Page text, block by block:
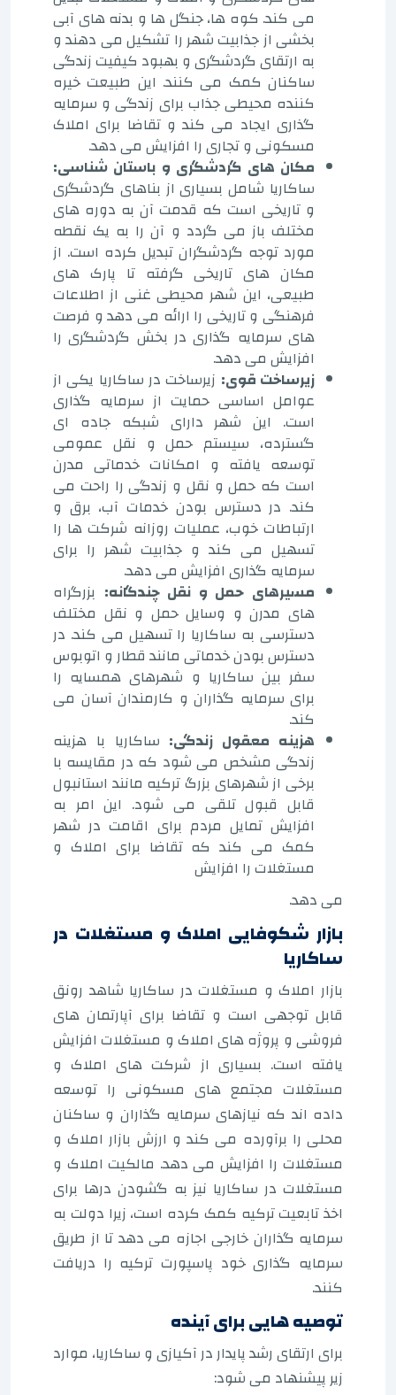
می کند. کوه ها، جنگل ها و بدنه های آبی
بخشی از جذابیت شهر را تشکیل می دهند و
به ارتقای گردشگری و بهبود کیفیت زندگی
ساکنان کمک می کنند. این طبیعت خیره
کننده محیطی جذاب برای زندگی و سرمایه
گذاری ایجاد می کند و تقاضا برای املاک
مسکونی و تجاری را افزایش می دهد.
مکان های گردشگری و باستان شناسی:
ساکاریا شامل بسیاری از بناهای گردشگری
و تاریخی است که قدمت آن به دوره های
مختلف باز می گردد و آن را به یک نقطه
مورد توجه گردشگران تبدیل کرده است. از
مکان های تاریخی گرفته تا پارک های
طبیعی، این شهر محیطی غنی از اطلاعات
فرهنگی و تاریخی را ارائه می دهد و فرصت
های سرمایه گذاری در بخش گردشگری را
افزایش می دهد.
زیرساخت قوی: زیرساخت در ساکاریا یکی از
عوامل اساسی حمایت از سرمایه گذاری
است. این شهر دارای شبکه جاده ای
گسترده، سیستم حمل و نقل عمومی
توسعه یافته و امکانات خدماتی مدرن
است که حمل و نقل و زندگی را راحت می
کند. در دسترس بودن خدمات آب، برق و
ارتباطات خوب، عملیات روزانه شرکت ها را
تسهیل می کند و جذابیت شهر را برای
سرمایه گذاری افزایش می دهد.
مسیرهای حمل و نقل چندگانه: بزرگراه
های مدرن و وسایل حمل و نقل مختلف
دسترسی به ساکاریا را تسهیل می کند. در
دسترس بودن خدماتی مانند قطار و اتوبوس
سفر بین ساکاریا و شهرهای همسایه را
برای سرمایه گذاران و کارمندان آسان می
کند.
هزینه معقول زندگی: ساکاریا با هزینه
زندگی مشخص می شود که در مقایسه با
برخی از شهرهای بزرگ ترکیه مانند استانبول
قابل قبول تلقی می شود. این امر به
افزایش تمایل مردم برای اقامت در شهر
کمک می کند که تقاضا برای املاک و
مستغلات را افزایش
می دهد.
بازار شکوفایی املاک و مستغلات در
ساکاریا
بازار املاک و مستغلات در ساکاریا شاهد رونق
قابل توجهی است و تقاضا برای آپارتمان های
فروشی و پروژه های املاک و مستغلات افزایش
یافته است. بسیاری از شرکت های املاک و
مستغلات مجتمع های مسکونی را توسعه
داده اند که نیازهای سرمایه گذاران و ساکنان
محلی را برآورده می کند و ارزش بازار املاک و
مستغلات را افزایش می دهد. مالکیت املاک و
مستغلات در ساکاریا نیز به گشودن درها برای
اخذ تابعیت ترکیه کمک کرده است، زیرا دولت به
سرمایه گذاران خارجی اجازه می دهد تا از طریق
سرمایه گذاری خود پاسپورت ترکیه را دریافت
کنند.
توصیه هایی برای آینده
برای ارتقای رشد پایدار در آکیازی و ساکاریا، موارد
زیر پیشنهاد می شود: